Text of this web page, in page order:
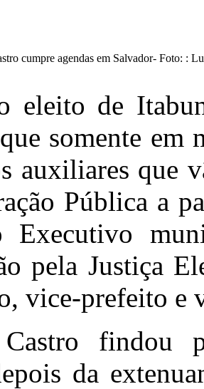
cumpre agendas em Salvador- Foto: :
eleito de
somente em
auxiliares que
Pública a
Executivo
pela Justiça
vice-prefeito e
findou
da